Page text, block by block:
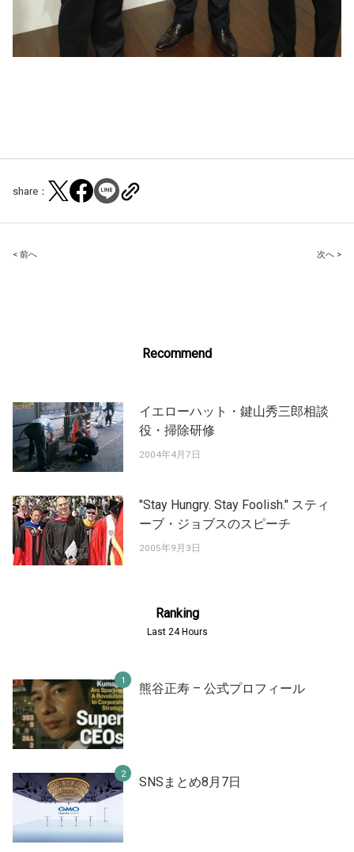
share：
Post
< 前へ 次へ >
Recommend
イエローハット・鍵山秀三郎相談
役・掃除研修
2004年4月7日
"Stay Hungry. Stay Foolish." スティ
ーブ・ジョブスのスピーチ
2005年9月3日
Ranking
Last 24 Hours
熊谷正寿 – 公式プロフィール
SNSまとめ8月7日